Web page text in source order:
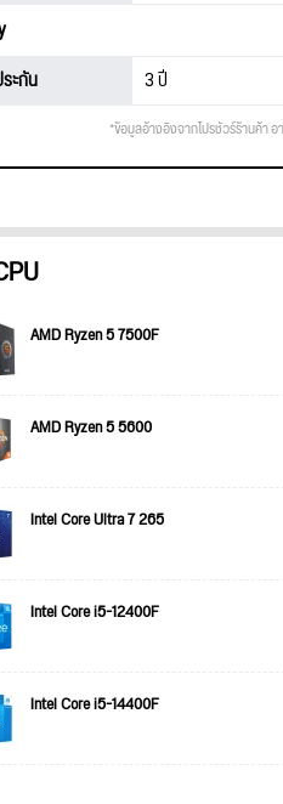
ะกัน 3 ปี
*ข้อมูลอ้างอิงจากโปรชัวร์ร้านค้า
AMD Ryzen 5 7500F
AMD Ryzen 5 5600
Intel Core Ultra 7 265
Intel Core i5-12400F
Intel Core i5-14400F